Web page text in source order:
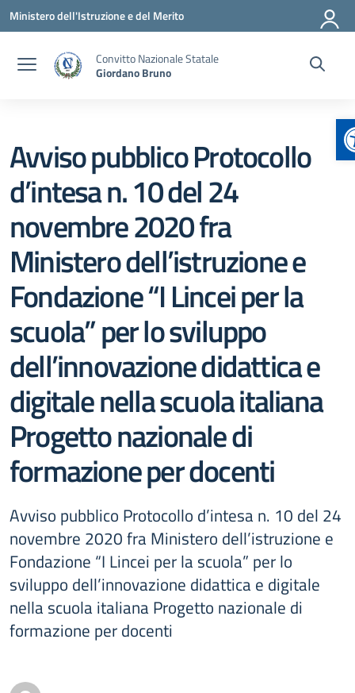
Vai ai contenuti
Vai al menu di navigazione
Vai al footer
Ministero dell'Istruzione e del Merito
Convitto Nazionale Statale
Giordano Bruno
Avviso pubblico Protocollo
d’intesa n. 10 del 24
novembre 2020 fra
Ministero dell’istruzione e
Fondazione “I Lincei per la
scuola” per lo sviluppo
dell’innovazione didattica e
digitale nella scuola italiana
Progetto nazionale di
formazione per docenti
Avviso pubblico Protocollo d’intesa n. 10 del 24
novembre 2020 fra Ministero dell’istruzione e
Fondazione “I Lincei per la scuola” per lo
sviluppo dell’innovazione didattica e digitale
nella scuola italiana Progetto nazionale di
formazione per docenti